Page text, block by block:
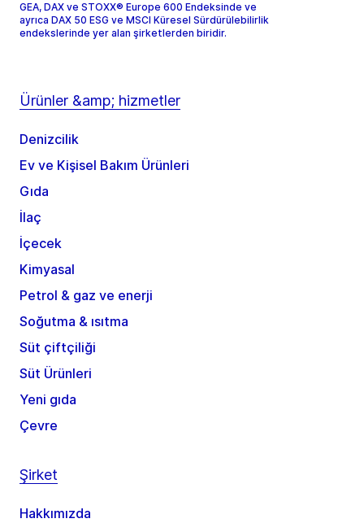
GEA, DAX ve STOXX® Europe 600 Endeksinde ve
ayrıca DAX 50 ESG ve MSCI Küresel Sürdürülebilirlik
endekslerinde yer alan şirketlerden biridir.
Ürünler &amp; hizmetler
Denizcilik
Ev ve Kişisel Bakım Ürünleri
Gıda
İlaç
İçecek
Kimyasal
Petrol & gaz ve enerji
Soğutma & ısıtma
Süt çiftçiliği
Süt Ürünleri
Yeni gıda
Çevre
Şirket
Hakkımızda